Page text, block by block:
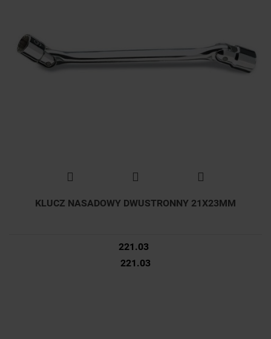
KLUCZ NASADOWY DWUSTRONNY 21X23MM
221.03
221.03